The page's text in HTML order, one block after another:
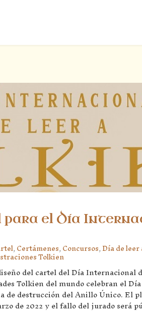
para el Día
,Certámenes,Concursos,Día de
Tolkien
del cartel del Día Internacional
Tolkien del mundo celebran el
de destrucción del Anillo Único. El
de 2022 y el fallo del jurado será